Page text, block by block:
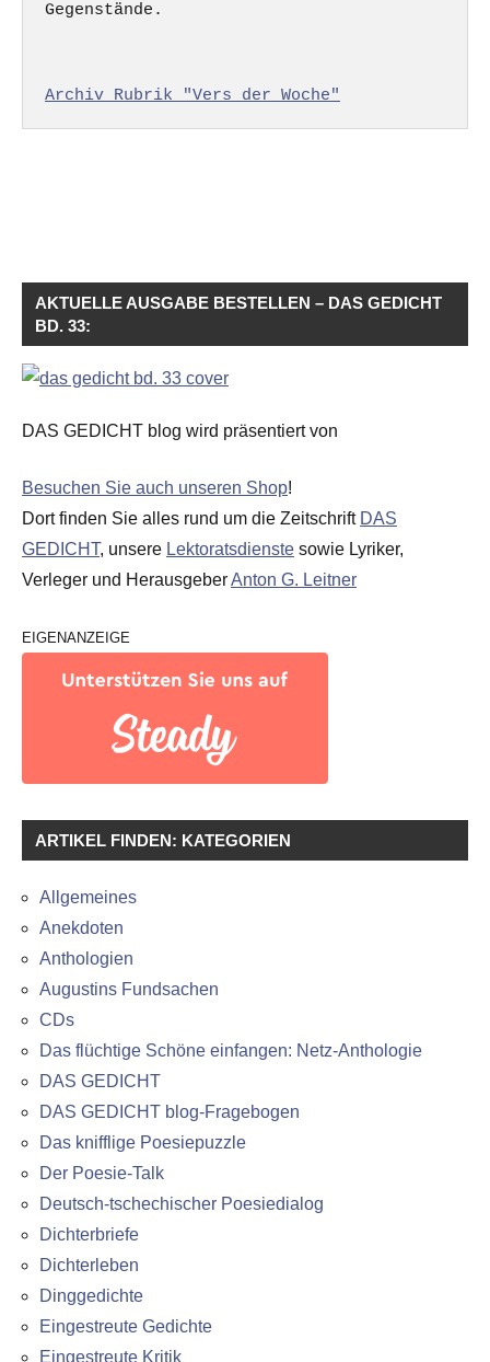
Gegenstände.
Archiv Rubrik "Vers der Woche"
AKTUELLE AUSGABE BESTELLEN – DAS GEDICHT
BD. 33:
DAS GEDICHT blog wird präsentiert von
Besuchen Sie auch unseren Shop!
Dort finden Sie alles rund um die Zeitschrift DAS
GEDICHT, unsere Lektoratsdienste sowie Lyriker,
Verleger und HerausgeberAnton G. Leitner
EIGENANZEIGE
ARTIKEL FINDEN: KATEGORIEN
Allgemeines
Anekdoten
Anthologien
Augustins Fundsachen
CDs
Das flüchtige Schöne einfangen: Netz-Anthologie
DAS GEDICHT
DAS GEDICHT blog-Fragebogen
Das knifflige Poesiepuzzle
Der Poesie-Talk
Deutsch-tschechischer Poesiedialog
Dichterbriefe
Dichterleben
Dinggedichte
Eingestreute Gedichte
Eingestreute Kritik